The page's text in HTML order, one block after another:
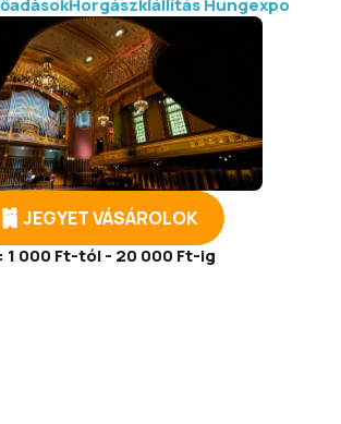
legnagyobb magyar zenekarok és itt
saját szervezésű koncertjei előtt is,
intézmény természetesen maga is
Horgászkiállítás Hungexpo
JEGYET VÁSÁROLOK
1 000 Ft-tól - 20 000 Ft-ig